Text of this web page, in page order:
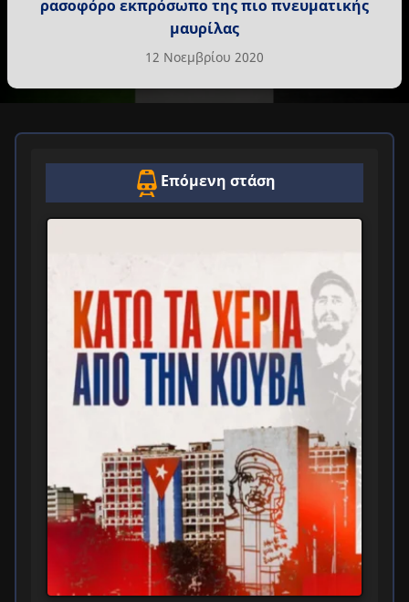
ρασοφόρο εκπρόσωπο της πιο πνευματικής
μαυρίλας
12 Νοεμβρίου 2020
Επόμενη στάση